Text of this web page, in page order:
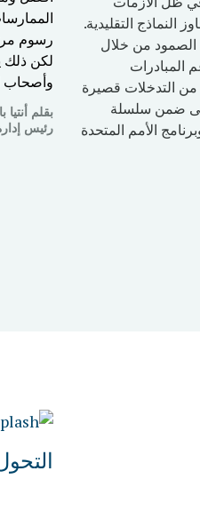
النماذج التقليدية.
الصمود من خلال
المبادرات
من التدخلات قصيرة
ضمن سلسلة
الأمم المتحدة
رسوم
لكن ذلك
وأصحاب
بقلم
رئيس